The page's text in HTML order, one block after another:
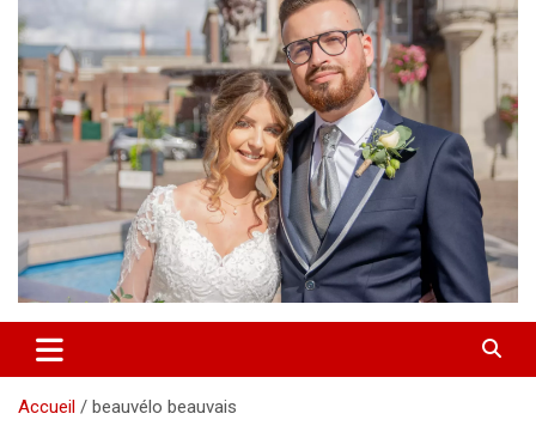
Accueil beauvélo beauvais